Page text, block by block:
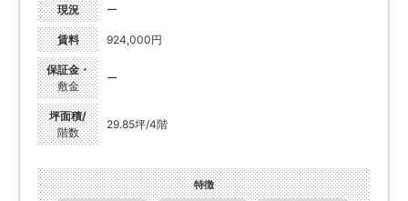
現況 ー
賃料 924,000円
保証金・
敷金
ー
坪面積/
階数
29.85坪/4階
特徴